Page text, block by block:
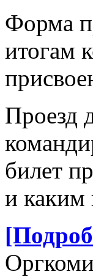
Форма
итогам
Проезд
билет
и каким